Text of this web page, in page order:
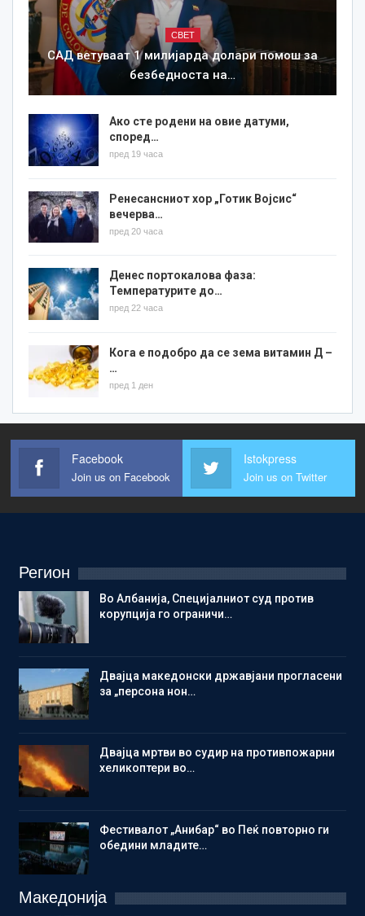
СВЕТ
САД ветуваат 1 милијарда долари помош за
безбедноста на…
Ако сте родени на овие датуми,
според…
пред 19 часа
Ренесансниот хор „Готик Војсис“
вечерва…
пред 20 часа
Денес портокалова фаза:
Температурите до…
пред 22 часа
Кога е подобро да се зема витамин Д –
…
пред 1 ден
Facebook
Join us on Facebook
Istokpress
Join us on Twitter
Регион
Во Албанија, Специјалниот суд против
корупција го ограничи…
Двајца македонски државјани прогласени
за „персона нон…
Двајца мртви во судир на противпожарни
хеликоптери во…
Фестивалот „Анибар“ во Пеќ повторно ги
обедини младите…
Македонија